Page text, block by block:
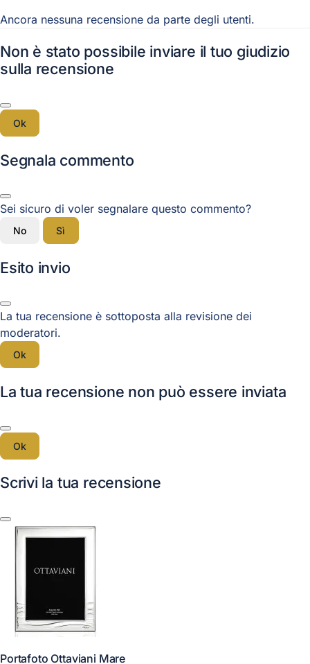
Ancora nessuna recensione da parte degli utenti.
Non è stato possibile inviare il tuo giudizio
sulla recensione
Ok
Segnala commento
Sei sicuro di voler segnalare questo commento?
No Sì
Esito invio
La tua recensione è sottoposta alla revisione dei
moderatori.
Ok
La tua recensione non può essere inviata
Ok
Scrivi la tua recensione
Portafoto Ottaviani Mare